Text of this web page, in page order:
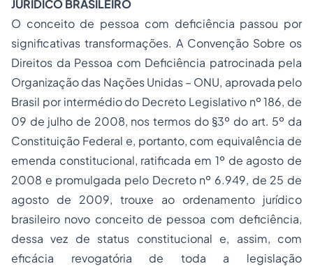
JURÍDICO BRASILEIRO
O conceito de pessoa com deficiência passou por
significativas transformações. A Convenção Sobre os
Direitos da Pessoa com Deficiência patrocinada pela
Organização das Nações Unidas – ONU, aprovada pelo
Brasil por intermédio do Decreto Legislativo nº 186, de
09 de julho de 2008, nos termos do §3º do art. 5º da
Constituição Federal e, portanto, com equivalência de
emenda constitucional, ratificada em 1º de agosto de
2008 e promulgada pelo Decreto nº 6.949, de 25 de
agosto de 2009, trouxe ao ordenamento jurídico
brasileiro novo conceito de pessoa com deficiência,
dessa vez de status constitucional e, assim, com
eficácia revogatória de toda a legislação